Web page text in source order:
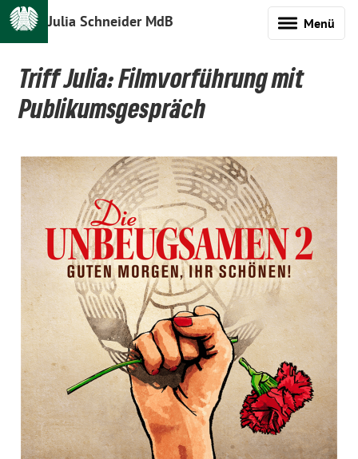
Julia Schneider MdB Menü
Triff Julia: Filmvorführung mit
Publikumsgespräch